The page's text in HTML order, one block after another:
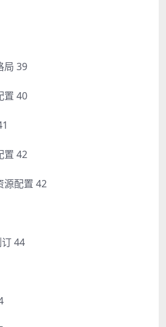
局 39
置 40
置 42
源配置 42
44